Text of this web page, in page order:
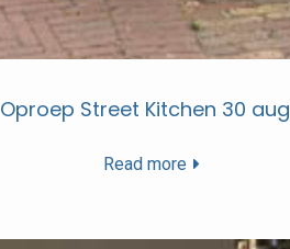
Oproep Street Kitchen 30 aug
Read more